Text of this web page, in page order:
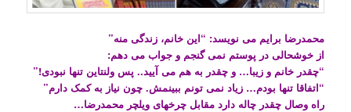
محمدرضا برایم می نویسد: “این خانم، زندگی منه”
از خوشحالی در پوستم نمی گنجم و جواب می دهم:
“چقدر خانم و زیبا… و چقدر به هم می آیید.. پس ولنتاین تنها نبودی!”
“اتفاقا تنها بودم… زیاد نمی تونم ببینمش. چون نیاز به کمک دارم”
راه وصال چقدر چاله دارد مقابل چرخهای ویلچر محمدرضا…